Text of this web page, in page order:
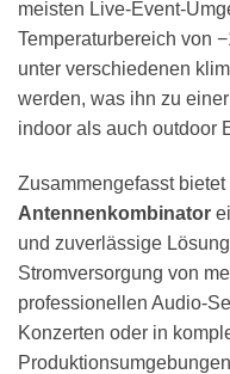
meisten Live-Event-
Temperaturbereich von
unter verschiedenen
werden, was ihn zu
indoor als auch outdoor
Zusammengefasst bietet
Antennenkombinator
und zuverlässige
Stromversorgung von
professionellen Audio-
Konzerten oder in